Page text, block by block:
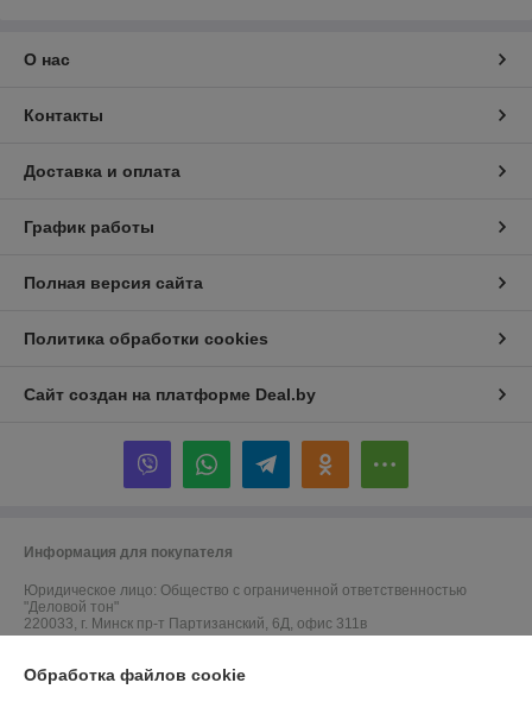
О нас
Контакты
Доставка и оплата
График работы
Полная версия сайта
Политика обработки cookies
Сайт создан на платформе Deal.by
Информация для покупателя
Юридическое лицо: Общество с ограниченной ответственностью
"Деловой тон"
220033, г. Минск пр-т Партизанский, 6Д, офис 311в
Обработка файлов cookie